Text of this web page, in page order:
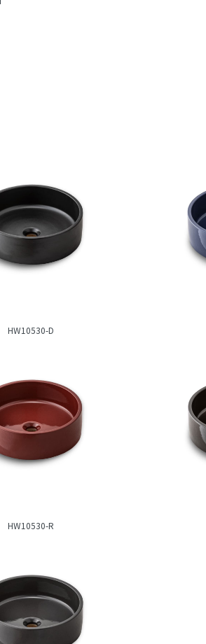
HW10530-D
HW10530-R